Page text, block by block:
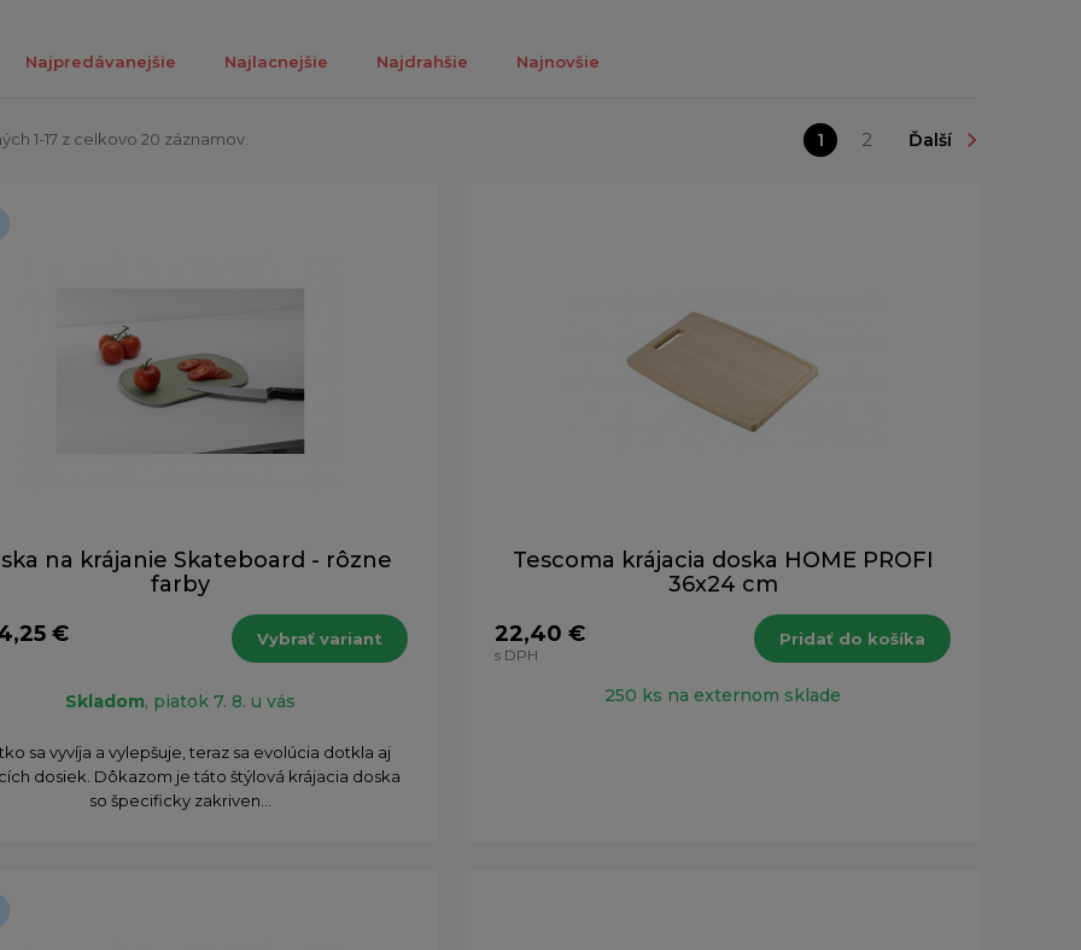
Najpredávanejšie Najlacnejšie Najdrahšie Najnovšie
1-17 z celkovo 20 záznamov. 1 2 Ďalší
na krájanie Skateboard - rôzne
farby
€
Vybrať variant
Skladom, piatok 7. 8. u vás
sa vyvíja a vylepšuje, teraz sa evolúcia dotkla aj
dosiek. Dôkazom je táto štýlová krájacia doska
so špecificky zakriven...
Tescoma krájacia doska HOME PROFI
36x24 cm
22,40 €
s DPH
Pridať do košíka
250 ks na externom sklade